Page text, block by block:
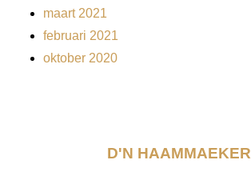
maart 2021
februari 2021
oktober 2020
D'N HAAMMAEKER